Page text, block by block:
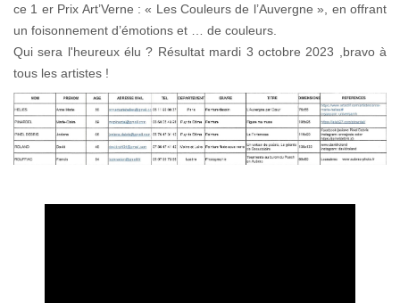
ce 1 er Prix Art’Verne : « Les Couleurs de l’Auvergne », en offrant
un foisonnement d’émotions et … de couleurs.
Qui sera l'heureux élu ? Résultat mardi 3 octobre 2023 ,bravo à
tous les artistes !